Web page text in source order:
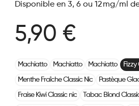
Disponible en 3, 6 ou 12 mg/ml
5,90 €
Machiatto Machiatto Machiatto
Menthe Fraîche Classic Nic Pastèque
Fraise Kiwi Classic nic Tabac Blond